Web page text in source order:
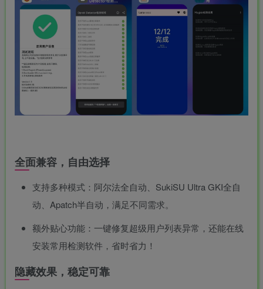
全面兼容，自由选择
支持多种模式：阿尔法全自动、SukiSU Ultra GKI全自
动、Apatch半自动，满足不同需求。
额外贴心功能：一键修复超级用户列表异常，还能在线
安装常用检测软件，省时省力！
隐藏效果，稳定可靠